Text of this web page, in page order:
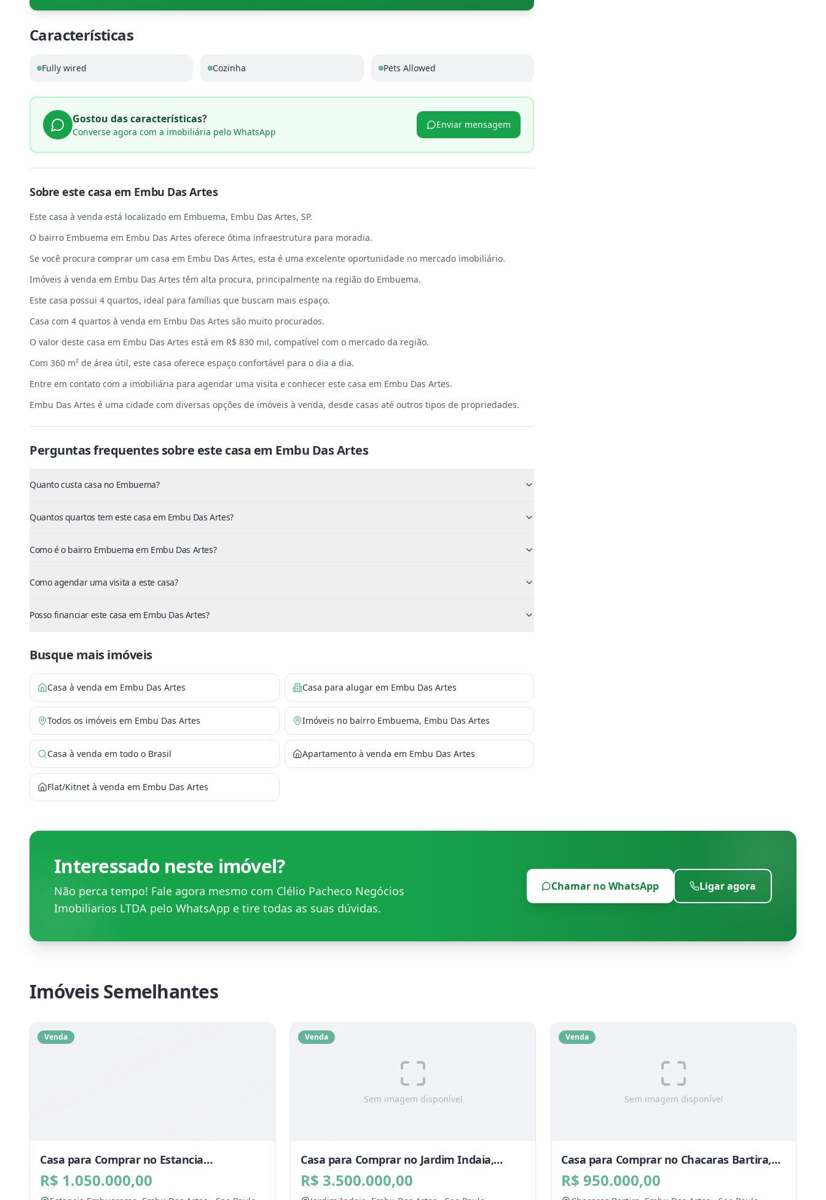
Características
Fully wired Cozinha Pets Allowed
Gostou das características?
Converse agora com a imobiliária pelo WhatsApp
Enviar mensagem
Sobre estecasa em Embu Das Artes
Este casa à venda está localizado em Embuema, Embu Das Artes, SP.
O bairro Embuema em Embu Das Artes oferece ótima infraestrutura para moradia.
Se você procura comprar um casa em Embu Das Artes, esta é uma excelente oportunidade no mercado imobiliário.
Imóveis à venda em Embu Das Artes têm alta procura, principalmente na região do Embuema.
Este casa possui 4 quartos, ideal para famílias que buscam mais espaço.
Casa com 4 quartos à venda em Embu Das Artes são muito procurados.
O valor deste casa em Embu Das Artes está em R$ 830 mil, compatível com o mercado da região.
Com 360 m² de área útil, este casa oferece espaço confortável para o dia a dia.
Entre em contato com a imobiliária para agendar uma visita e conhecer este casa em Embu Das Artes.
Embu Das Artes é uma cidade com diversas opções de imóveis à venda, desde casas até outros tipos de propriedades.
Perguntas frequentes sobre este casa em Embu Das Artes
Quanto custa casa no Embuema?
Quantos quartos tem este casa em Embu Das Artes?
Como é o bairro Embuema em Embu Das Artes?
Como agendar uma visita a este casa?
Posso financiar este casa em Embu Das Artes?
Busque mais imóveis
Casa à venda em Embu Das Artes Casa para alugar em Embu Das Artes
Todos os imóveis em Embu Das Artes Imóveis no bairro Embuema, Embu Das Artes
Casa à venda em todo o Brasil Apartamento à venda em Embu Das Artes
Flat/Kitnet à venda em Embu Das Artes
Interessado neste imóvel?
Não perca tempo! Fale agora mesmo com Clélio Pacheco Negócios
Imobiliarios LTDA pelo WhatsApp e tire todas as suas dúvidas.
Chamar no WhatsApp Ligar agora
Imóveis Semelhantes
Venda
Casa para Comprar no Estancia
Embuarama, Embu Das Artes - SP
R$ 1.050.000,00
Sem imagem disponível
Venda
Casa para Comprar no Jardim Indaia,
Embu Das Artes - SP
R$ 3.500.000,00
Sem imagem disponível
Venda
Casa para Comprar no Chacaras Bartira,
Embu Das Artes - SP
R$ 950.000,00